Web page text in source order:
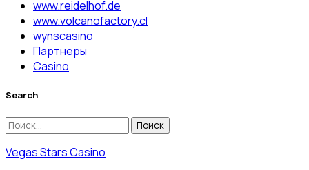
www.reidelhof.de
www.volcanofactory.cl
wynscasino
Партнеры
Сasino
Search
Найти:
Vegas Stars Casino